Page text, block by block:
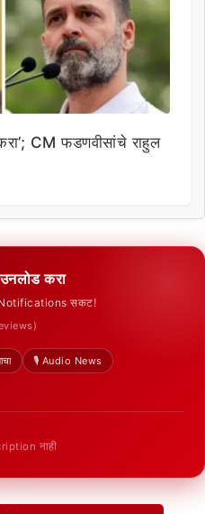
CM फडणवीसांचे राहुल
करा
Notifications सकट!
🎙️ Audio News
नाही